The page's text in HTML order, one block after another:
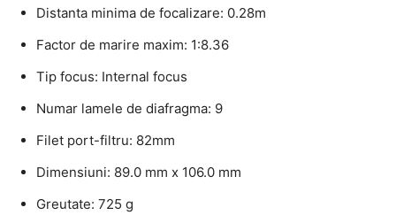
Distanta minima de focalizare: 0.28m
Factor de marire maxim: 1:8.36
Tip focus: Internal focus
Numar lamele de diafragma: 9
Filet port-filtru: 82mm
Dimensiuni: 89.0 mm x 106.0 mm
Greutate: 725 g